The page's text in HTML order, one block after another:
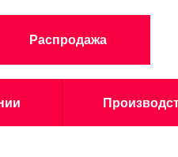
Распродажа